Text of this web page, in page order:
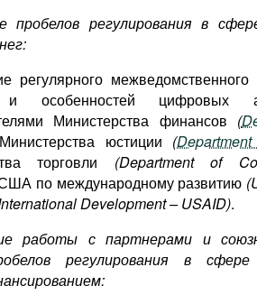
пробелов регулирования в
регулярного
и особенностей цифровых
Министерства финансов (
юстиции (
торговли (Department of
по международному развитию (
Development– USAID).
работы с партнерами и
регулирования в